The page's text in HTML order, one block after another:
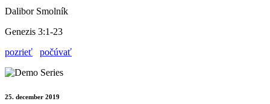
Dalibor Smolník
Genezis 3:1-23
pozrieť
počúvať
25. december 2019